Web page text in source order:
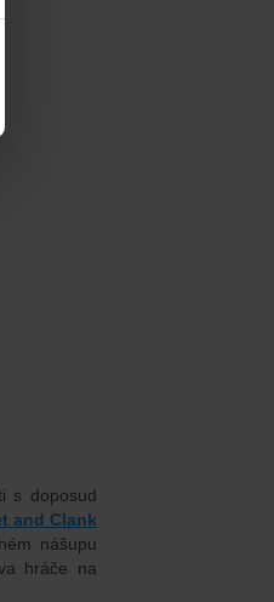
s doposud
and Clank
nášupu
hráče na